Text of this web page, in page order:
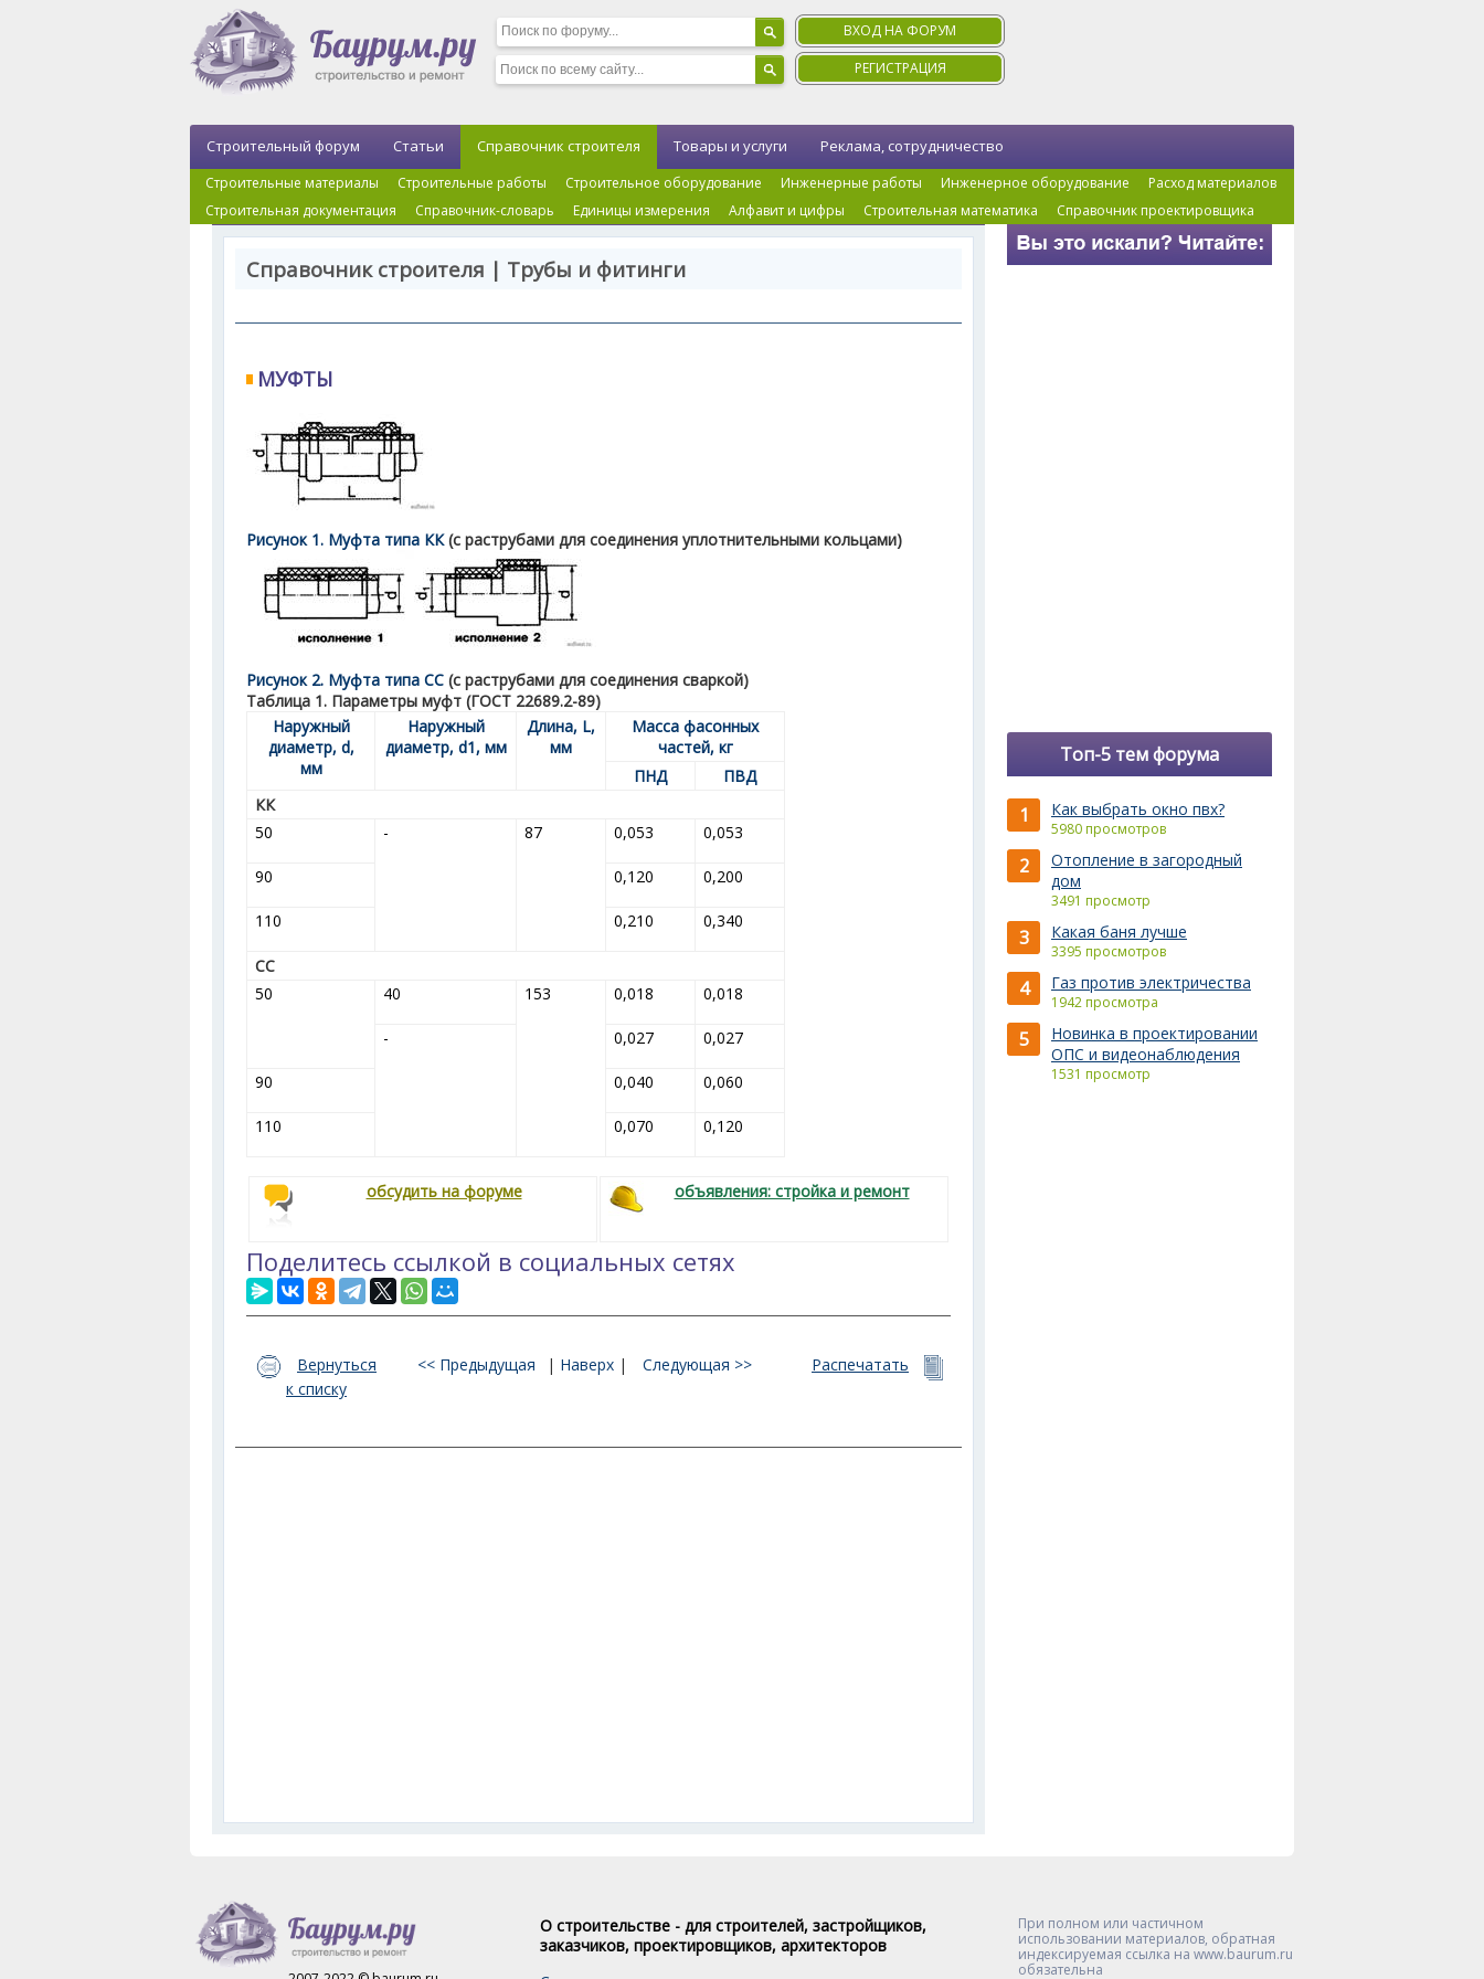
ВХОД НА ФОРУМ
РЕГИСТРАЦИЯ
Строительный форум Статьи Справочник строителя
Строительные материалы Строительные работы Строительное оборудование Инженерные работы Инженерное оборудование
Расход материалов
Строительная документация
Справочник-словарь Единицы измерения Алфавит и цифры Строительная математика Справочник проектировщика
Товары и услуги Реклама, сотрудничество
Справочник строителя | Трубы и фитинги
МУФТЫ
Рисунок 1. Муфта типа КК(с раструбами для соединения уплотнительными кольцами)
Рисунок 2. Муфта типа СС (с раструбами для соединения сваркой)
Таблица 1. Параметры муфт (ГОСТ 22689.2-89)
Наружный
диаметр, d,
мм
Наружный
диаметр, d1, мм
Длина, L,
мм
Масса фасонных
частей, кг
ПНД
ПВД
КК
50
- 87 0,053 0,053
90 0,120 0,200
110 0,210 0,340
СС
50
40 153 0,018 0,018
- 0,027 0,027
90 0,040 0,060
110 0,070 0,120
обсудить на форуме объявления: стройка и ремонт
Поделитесь ссылкой в социальных сетях
Вернуться
к списку
<< Предыдущая | Наверх | Следующая >> Распечатать
Топ-5 тем форума
1 Как выбрать окно пвх?
5980 просмотров
2
Отопление в загородный
дом
3491 просмотр
3 Какая баня лучше
3395 просмотров
4 Газ против электричества
1942 просмотра
5
Новинка в проектировании
ОПС и видеонаблюдения
1531 просмотр
О строительстве - для строителей, застройщиков,
заказчиков, проектировщиков, архитекторов
При полном или частичном
использовании материалов, обратная
индексируемая ссылка на www.baurum.ru
обязательна